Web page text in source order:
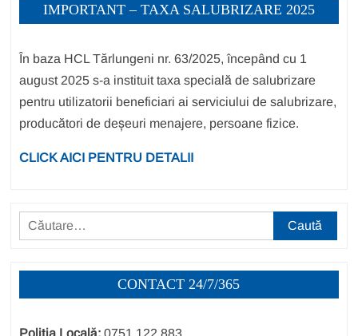
IMPORTANT – TAXA SALUBRIZARE 2025
În baza HCL Tărlungeni nr. 63/2025, începând cu 1
august 2025 s-a instituit taxa specială de salubrizare
pentru utilizatorii beneficiari ai serviciului de salubrizare,
producători de deșeuri menajere, persoane fizice.
CLICK AICI PENTRU DETALII
Caută
după:
CONTACT 24/7/365
Poliția Locală: 0751.122.883